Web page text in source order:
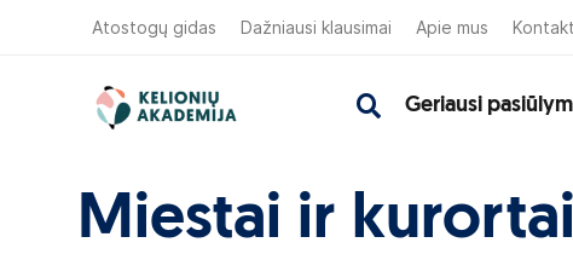
Atostogų gidas Dažniausi klausimai Apie mus
Geriausi
Miestai ir